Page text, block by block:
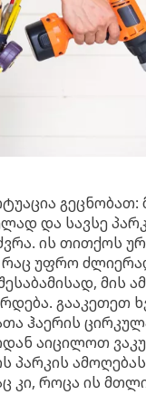
გეცნობათ:
და სავსე
ის თითქოს
უფრო
მის
გააკეთეთ
ჰაერის
აიცილოთ
პარკის
კი, როცა ის